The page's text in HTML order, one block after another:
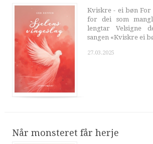
Kviskre - ei bøn
for dei som
lengtar Velsigne
sangen «Kviskre ei
27.03.2025
Når monsteret får herje